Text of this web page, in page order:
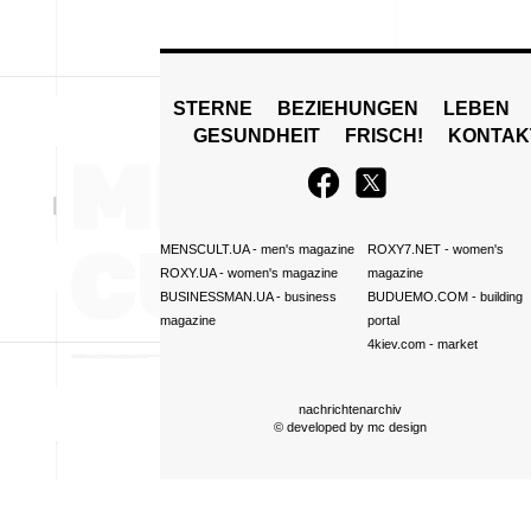
STERNE BEZIEHUNGEN
LEBEN
GESUNDHEIT
FRISCH!
MENSCULT.UA- men's magazine
ROXY.UA- women's magazine
BUSINESSMAN.UA- business
magazine
ROXY7.NET- women's
magazine
BUDUEMO.COM- building
portal
4kiev.com- market
nachrichtenarchiv
© developed by mc design